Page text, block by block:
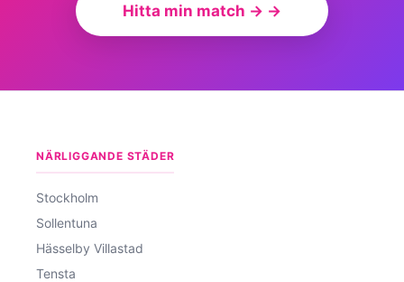
Hitta min match → →
NÄRLIGGANDE STÄDER
Stockholm
Sollentuna
Hässelby Villastad
Tensta